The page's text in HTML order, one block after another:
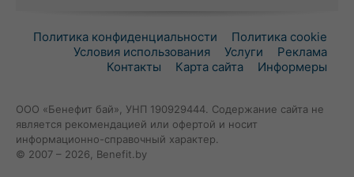
Политика конфиденциальности
Политика cookie
Условия использования
Услуги
Реклама
Контакты
Карта сайта Информеры
ООО «Бенефит бай», УНП 190929444. Содержание сайта не
является рекомендацией или офертой и носит
информационно-справочный характер.
© 2007 – 2026, Benefit.by